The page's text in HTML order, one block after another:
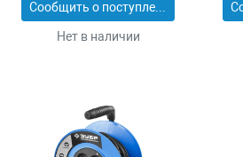
Сообщить о поступлении
Нет в наличии